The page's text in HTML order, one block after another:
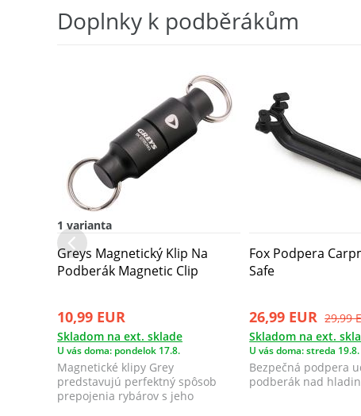
Doplnky k podběrákům
1 varianta
Greys Magnetický Klip Na
Podberák Magnetic Clip
10,99 EUR
Skladom na ext. sklade
U vás doma: pondelok 17.8.
Magnetické klipy Grey
predstavujú perfektný spôsob
prepojenia rybárov s jeho
Fox Podpera
Safe
26,99 EUR 29,99
Skladom na ext.
U vás doma: streda 19.8.
Bezpečná podpera
podberák nad